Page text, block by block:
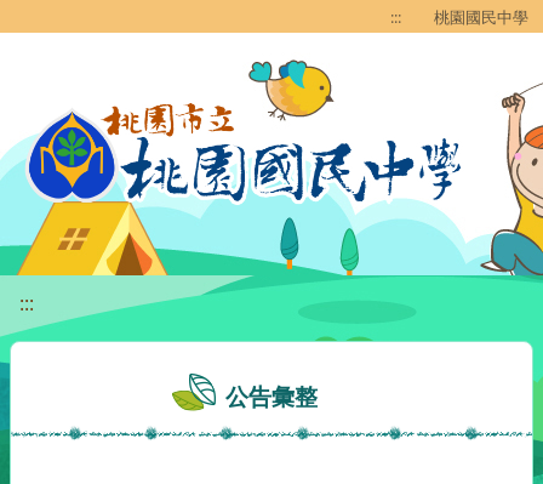
::: 桃園國民中學
:::
公告彙整